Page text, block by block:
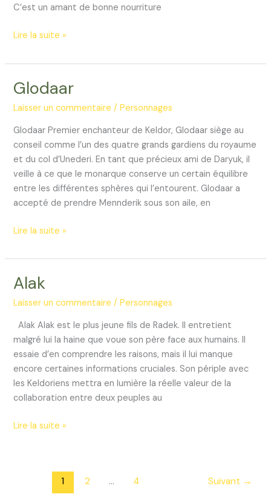
C’est un amant de bonne nourriture
Tamos
Lire la suite »
Glodaar
Laisser un commentaire /Personnages
Glodaar Premier enchanteur de Keldor, Glodaar siège au
conseil comme l’un des quatre grands gardiens du royaume
et du col d’Unederi. En tant que précieux ami de Daryuk, il
veille à ce que le monarque conserve un certain équilibre
entre les différentes sphères qui l’entourent. Glodaar a
accepté de prendre Mennderik sous son aile, en
Glodaar
Lire la suite »
Alak
Laisser un commentaire /Personnages
Alak Alak est le plus jeune fils de Radek. Il entretient
malgré lui la haine que voue son père face aux humains. Il
essaie d’en comprendre les raisons, mais il lui manque
encore certaines informations cruciales. Son périple avec
les Keldoriens mettra en lumière la réelle valeur de la
collaboration entre deux peuples au
Alak
Lire la suite »
1 2 … 4 Suivant →